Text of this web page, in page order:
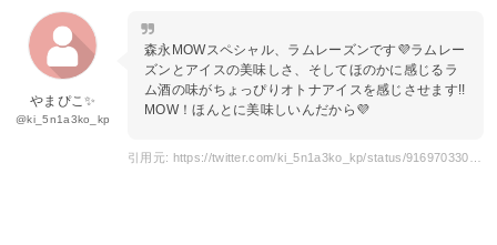
やまぴこ✨
@ki_5n1a3ko_kp
森永MOWスペシャル、ラムレーズンです💜ラムレー
ズンとアイスの美味しさ、そしてほのかに感じるラ
ム酒の味がちょっぴりオトナアイスを感じさせます!!
MOW！ほんとに美味しいんだから💜